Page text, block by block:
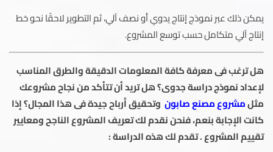
يمكن ذلك عبر نموذج إنتاج يدوي أو نصف آلي، ثم التطوير لاحقًا نحو خط
إنتاج آلي متكامل حسب توسع المشروع.
هل ترغب فى معرفة كافة المعلومات الدقيقة والطرق المناسب
لإعداد نموذج دراسة جدوى؟ هل تريد أن تتأكد من نجاح مشروعك
مثلمشروع مصنع صابون وتحقيق أرباح جيدة فى هذا المجال؟ إذا
كانت الإجابة بنعم، فنحن نقدم لك تعريف المشروع الناجح ومعايير
تقييم المشروع. تقدم لك هذه الدراسة :